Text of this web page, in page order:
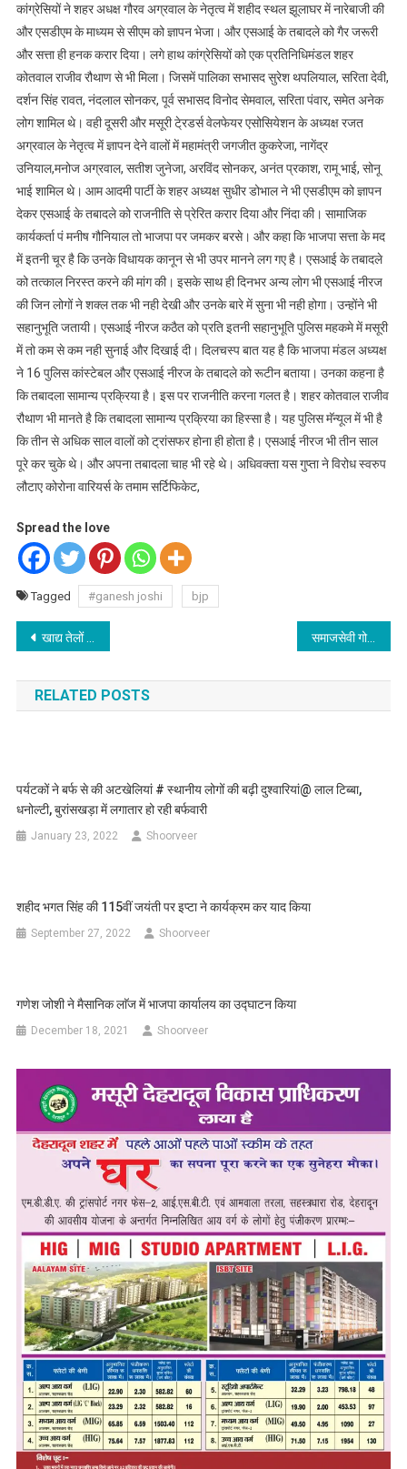
कांग्रेसियों ने शहर अधक्ष गौरव अग्रवाल के नेतृत्व में शहीद स्थल झूलाघर में नारेबाजी की
और एसडीएम के माध्यम से सीएम को ज्ञापन भेजा। और एसआई के तबादले को गैर जरूरी
और सत्ता ही हनक करार दिया। लगे हाथ कांग्रेसियों को एक प्रतिनिधिमंडल शहर
कोतवाल राजीव रौथाण से भी मिला। जिसमें पालिका सभासद सुरेश थपलियाल, सरिता देवी,
दर्शन सिंह रावत, नंदलाल सोनकर, पूर्व सभासद विनोद सेमवाल, सरिता पंवार, समेत अनेक
लोग शामिल थे। वही दूसरी और मसूरी टे्रडर्स वेलफेयर एसोसियेशन के अध्यक्ष रजत
अग्रवाल के नेतृत्व में ज्ञापन देने वालों में महामंत्री जगजीत कुकरेजा, नागेंद्र
उनियाल,मनोज अग्रवाल, सतीश जुनेजा, अरविंद सोनकर, अनंत प्रकाश, रामू भाई, सोनू
भाई शामिल थे। आम आदमी पार्टी के शहर अध्यक्ष सुधीर डोभाल ने भी एसडीएम को ज्ञापन
देकर एसआई के तबादले को राजनीति से प्रेरित करार दिया और निंदा की। सामाजिक
कार्यकर्ता पं मनीष गौनियाल तो भाजपा पर जमकर बरसे। और कहा कि भाजपा सत्ता के मद
में इतनी चूर है कि उनके विधायक कानून से भी उपर मानने लग गए है। एसआई के तबादले
को तत्काल निरस्त करने की मांग की। इसके साथ ही दिनभर अन्य लोग भी एसआई नीरज
की जिन लोगों ने शक्ल तक भी नही देखी और उनके बारे में सुना भी नही होगा। उन्होंने भी
सहानुभूति जतायी। एसआई नीरज कठैत को प्रति इतनी सहानुभूति पुलिस महकमे में मसूरी
में तो कम से कम नही सुनाई और दिखाई दी। दिलचस्प बात यह है कि भाजपा मंडल अध्यक्ष
ने 16 पुलिस कांस्टेबल और एसआई नीरज के तबादले को रूटीन बताया। उनका कहना है
कि तबादला सामान्य प्रक्रिया है। इस पर राजनीति करना गलत है। शहर कोतवाल राजीव
रौथाण भी मानते है कि तबादला सामान्य प्रक्रिया का हिस्सा है। यह पुलिस मॅन्यूल में भी है
कि तीन से अधिक साल वालों को ट्रांसफर होना ही होता है। एसआई नीरज भी तीन साल
पूरे कर चुके थे। और अपना तबादला चाह भी रहे थे। अधिवक्ता यस गुप्ता ने विरोध स्वरुप
लौटाए कोरोना वारियर्स के तमाम सर्टिफिकेट,
Spread the love
Tagged #ganesh joshi bjp
Post
navigation
खाद्य तेलों की कीमतों में गिरावट शुरू@चूल्हे में महकेगा का तेल का तडका समाजसेवी गोनियल,गूंज संस्था और पूर्व छात्र संघ अध्यक्ष आशीष ने राशन बांटा
RELATED POSTS
पर्यटकों ने बर्फ से की अटखेलियां # स्थानीय लोगों की बढ़ी दुश्वारियां@ लाल टिब्बा,
धनोल्टी, बुरांसखड़ा में लगातार हो रही बर्फवारी
January 23, 2022 Shoorveer
शहीद भगत सिंह की 115वीं जयंती पर इप्टा ने कार्यक्रम कर याद किया
September 27, 2022 Shoorveer
गणेश जोशी ने मैसानिक लाॅज में भाजपा कार्यालय का उद्घाटन किया
December 18, 2021 Shoorveer